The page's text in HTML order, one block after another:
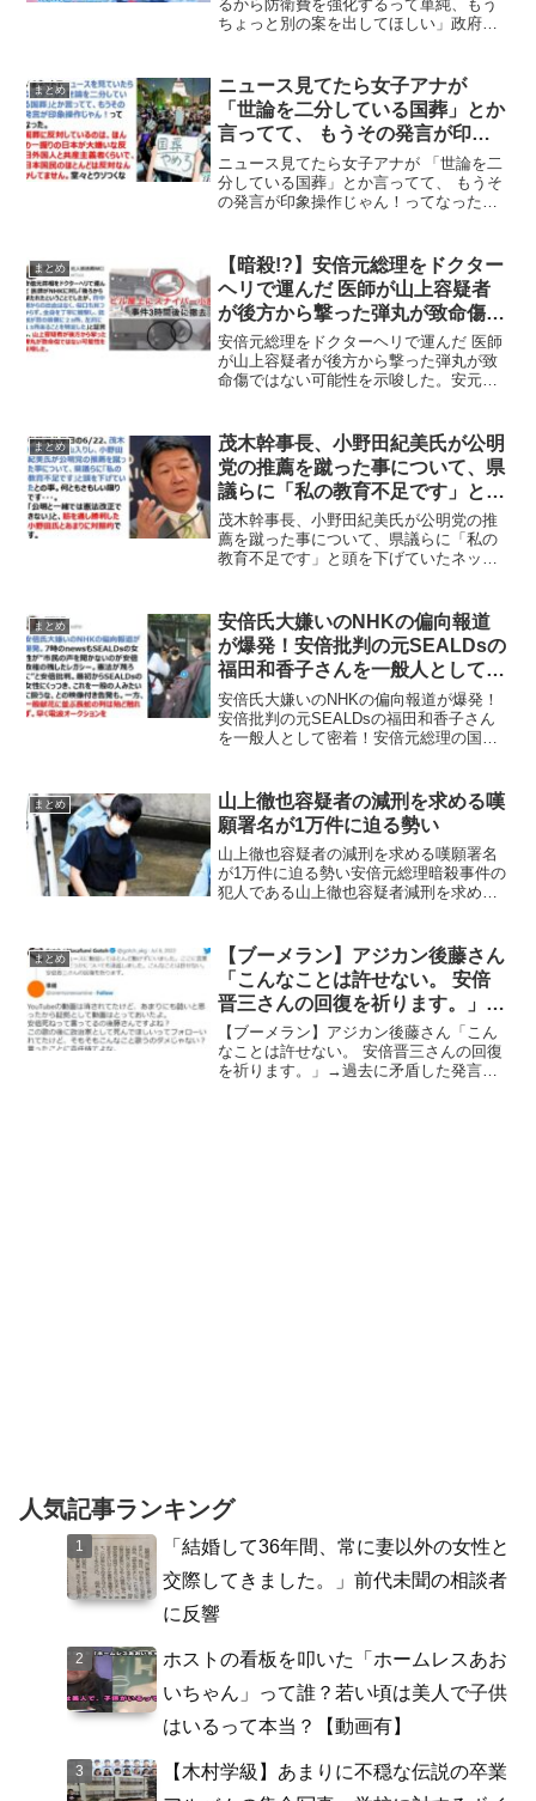
るから防衛費を強化するって単純、もう
ちょっと別の案を出してほしい」政府の
の危険があるから防衛費を強化するって
なんかすごい...
まとめ
ニュース見てたら女子アナが
「世論を二分している国葬」とか
言ってて、 もうその発言が印象
操作じゃん！ってなった。
ニュース見てたら女子アナが 「世論を二
分している国葬」とか言ってて、 もうそ
の発言が印象操作じゃん！ってなった。
言ってて、もうその発言が印象操作じゃ
ん！ってなった。国葬...
まとめ
【暗殺!?】安倍元総理をドクター
ヘリで運んだ 医師が山上容疑者
が後方から撃った弾丸が致命傷で
はない可能性を示唆した。
安倍元総理をドクターヘリで運んだ 医師
が山上容疑者が後方から撃った弾丸が致
命傷ではない可能性を示唆した。安元首
たが、背中側からの出血はなく、傷口も
見つからず。全身を...
まとめ
茂木幹事長、小野田紀美氏が公明
党の推薦を蹴った事について、県
議らに「私の教育不足です」と頭
を下げていた
茂木幹事長、小野田紀美氏が公明党の推
薦を蹴った事について、県議らに「私の
教育不足です」と頭を下げていたネット
謝が痛（板）についておますな...
まとめ
安倍氏大嫌いのNHKの偏向報道
が爆発！安倍批判の元SEALDsの
福田和香子さんを一般人として密
着！
安倍氏大嫌いのNHKの偏向報道が爆発！
安倍批判の元SEALDsの福田和香子さん
を一般人として密着！安倍元総理の国葬
として密着し、国葬に批判的なコメント
を報道するな...
まとめ
山上徹也容疑者の減刑を求める嘆
願署名が1万件に迫る勢い
山上徹也容疑者の減刑を求める嘆願署名
が1万件に迫る勢い安倍元総理暗殺事件の
犯人である山上徹也容疑者減刑を求める
殿 伝えたい点は次の2点です・過酷な生
育歴を鑑...
まとめ
【ブーメラン】アジカン後藤さん
「こんなことは許せない。 安倍
晋三さんの回復を祈ります。」→
過去に批判していたライブ動画が
発掘される
【ブーメラン】アジカン後藤さん「こん
なことは許せない。 安倍晋三さんの回復
を祈ります。」→過去に矛盾した発言を
人気記事ランキング
「結婚して36年間、常に妻以外の女性と
交際してきました。」前代未聞の相談者
に反響
ホストの看板を叩いた「ホームレスあお
いちゃん」って誰？若い頃は美人で子供
はいるって本当？【動画有】
【木村学級】あまりに不穏な伝説の卒業